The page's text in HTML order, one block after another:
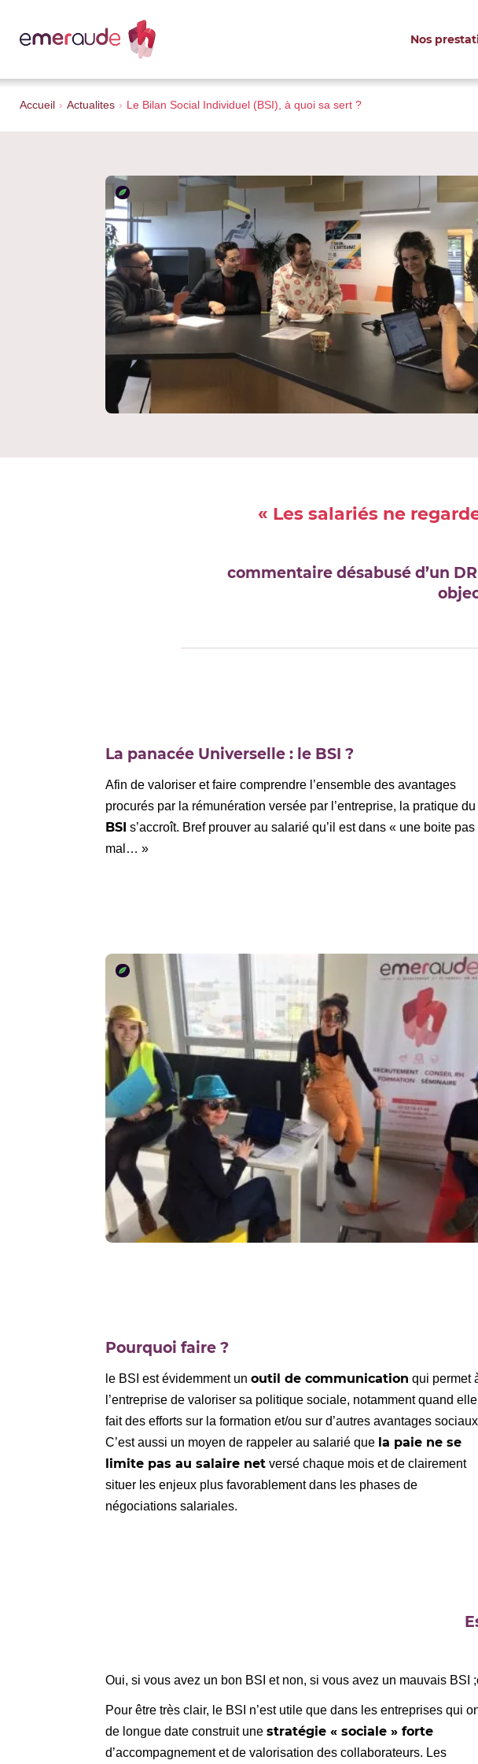
Nos
Accueil › Actualites › Le Bilan Social Individuel (BSI), à quoi sa sert ?
« Les salariés ne
commentaire désabusé d’un
La panacée Universelle : le BSI ?
Afin de valoriser et faire comprendre l’ensemble des avantages
procurés par la rémunération versée par l’entreprise, la pratique du
BSI s’accroît. Bref prouver au salarié qu’il est dans « une boite pas
mal… »
Pourquoi faire ?
le BSI est évidemment unoutil de communication qui permet
l’entreprise de valoriser sa politique sociale, notamment quand elle
fait des efforts sur la formation et/ou sur d’autres avantages
C’est aussi un moyen de rappeler au salarié que la paie ne se
limite pas au salaire net versé chaque mois et de clairement
situer les enjeux plus favorablement dans les phases de
négociations salariales.
Oui, si vous avez un bon BSI et non, si vous avez un mauvais BSI
Pour être très clair, le BSI n’est utile que dans les entreprises qui
de longue date construit unestratégie « sociale » forte
d’accompagnement et de valorisation des collaborateurs. Les